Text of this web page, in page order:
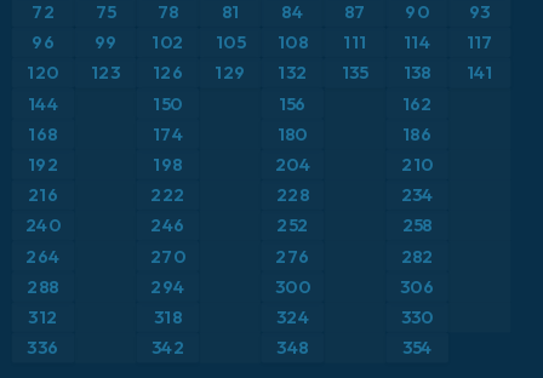
Escandinavia
Estados Unidos
Europa
Francia
Grecia
CAPE
Presión
Punto de rocío a 2 m
Ráfagas de Viento Máximas
Ráfagas de viento
72
75 78 81 84 87 90 93
96 99 102 105 108 111 114 117
120 123 126 129 132 135 138
141
144
150 156
162
168
174 180
186
192
198 204 210
216 222 228 234
240 246 252
258
264
270 276
282
288
294 300
306
312
318 324 330
336 342 348 354